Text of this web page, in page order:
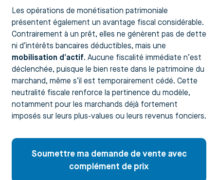
Les opérations de monétisation patrimoniale
présentent également un avantage fiscal considérable.
Contrairement à un prêt, elles ne génèrent pas de dette
ni d’intérêts bancaires déductibles, mais une
mobilisation d’actif. Aucune fiscalité immédiate n’est
déclenchée, puisque le bien reste dans le patrimoine du
marchand, même s’il est temporairement cédé. Cette
neutralité fiscale renforce la pertinence du modèle,
notamment pour les marchands déjà fortement
imposés sur leurs plus-values ou leurs revenus fonciers.
Soumettre ma demande de vente avec
complément de prix